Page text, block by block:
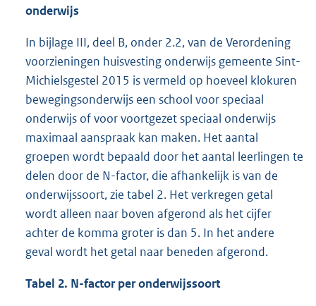
onderwijs
In bijlage III, deel B, onder 2.2, van de Verordening
voorzieningen huisvesting onderwijs gemeente Sint-
Michielsgestel 2015 is vermeld op hoeveel klokuren
bewegingsonderwijs een school voor speciaal
onderwijs of voor voortgezet speciaal onderwijs
maximaal aanspraak kan maken. Het aantal
groepen wordt bepaald door het aantal leerlingen te
delen door de N-factor, die afhankelijk is van de
onderwijssoort, zie tabel 2. Het verkregen getal
wordt alleen naar boven afgerond als het cijfer
achter de komma groter is dan 5. In het andere
geval wordt het getal naar beneden afgerond.
Tabel 2. N-factor per onderwijssoort